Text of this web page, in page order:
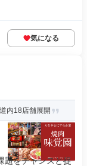
気になる
内18店舗展開
題をチャンスと捉